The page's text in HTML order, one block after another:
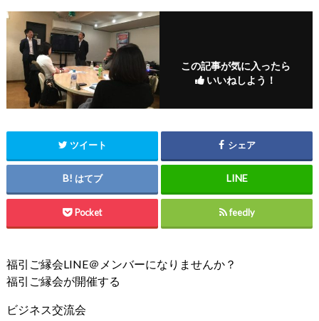
この記事が気に入ったら
いいねしよう！
ツイート シェア
はてブ
Pocket feedly
福引ご縁会LINE＠メンバーになりませんか？
福引ご縁会が開催する
ビジネス交流会